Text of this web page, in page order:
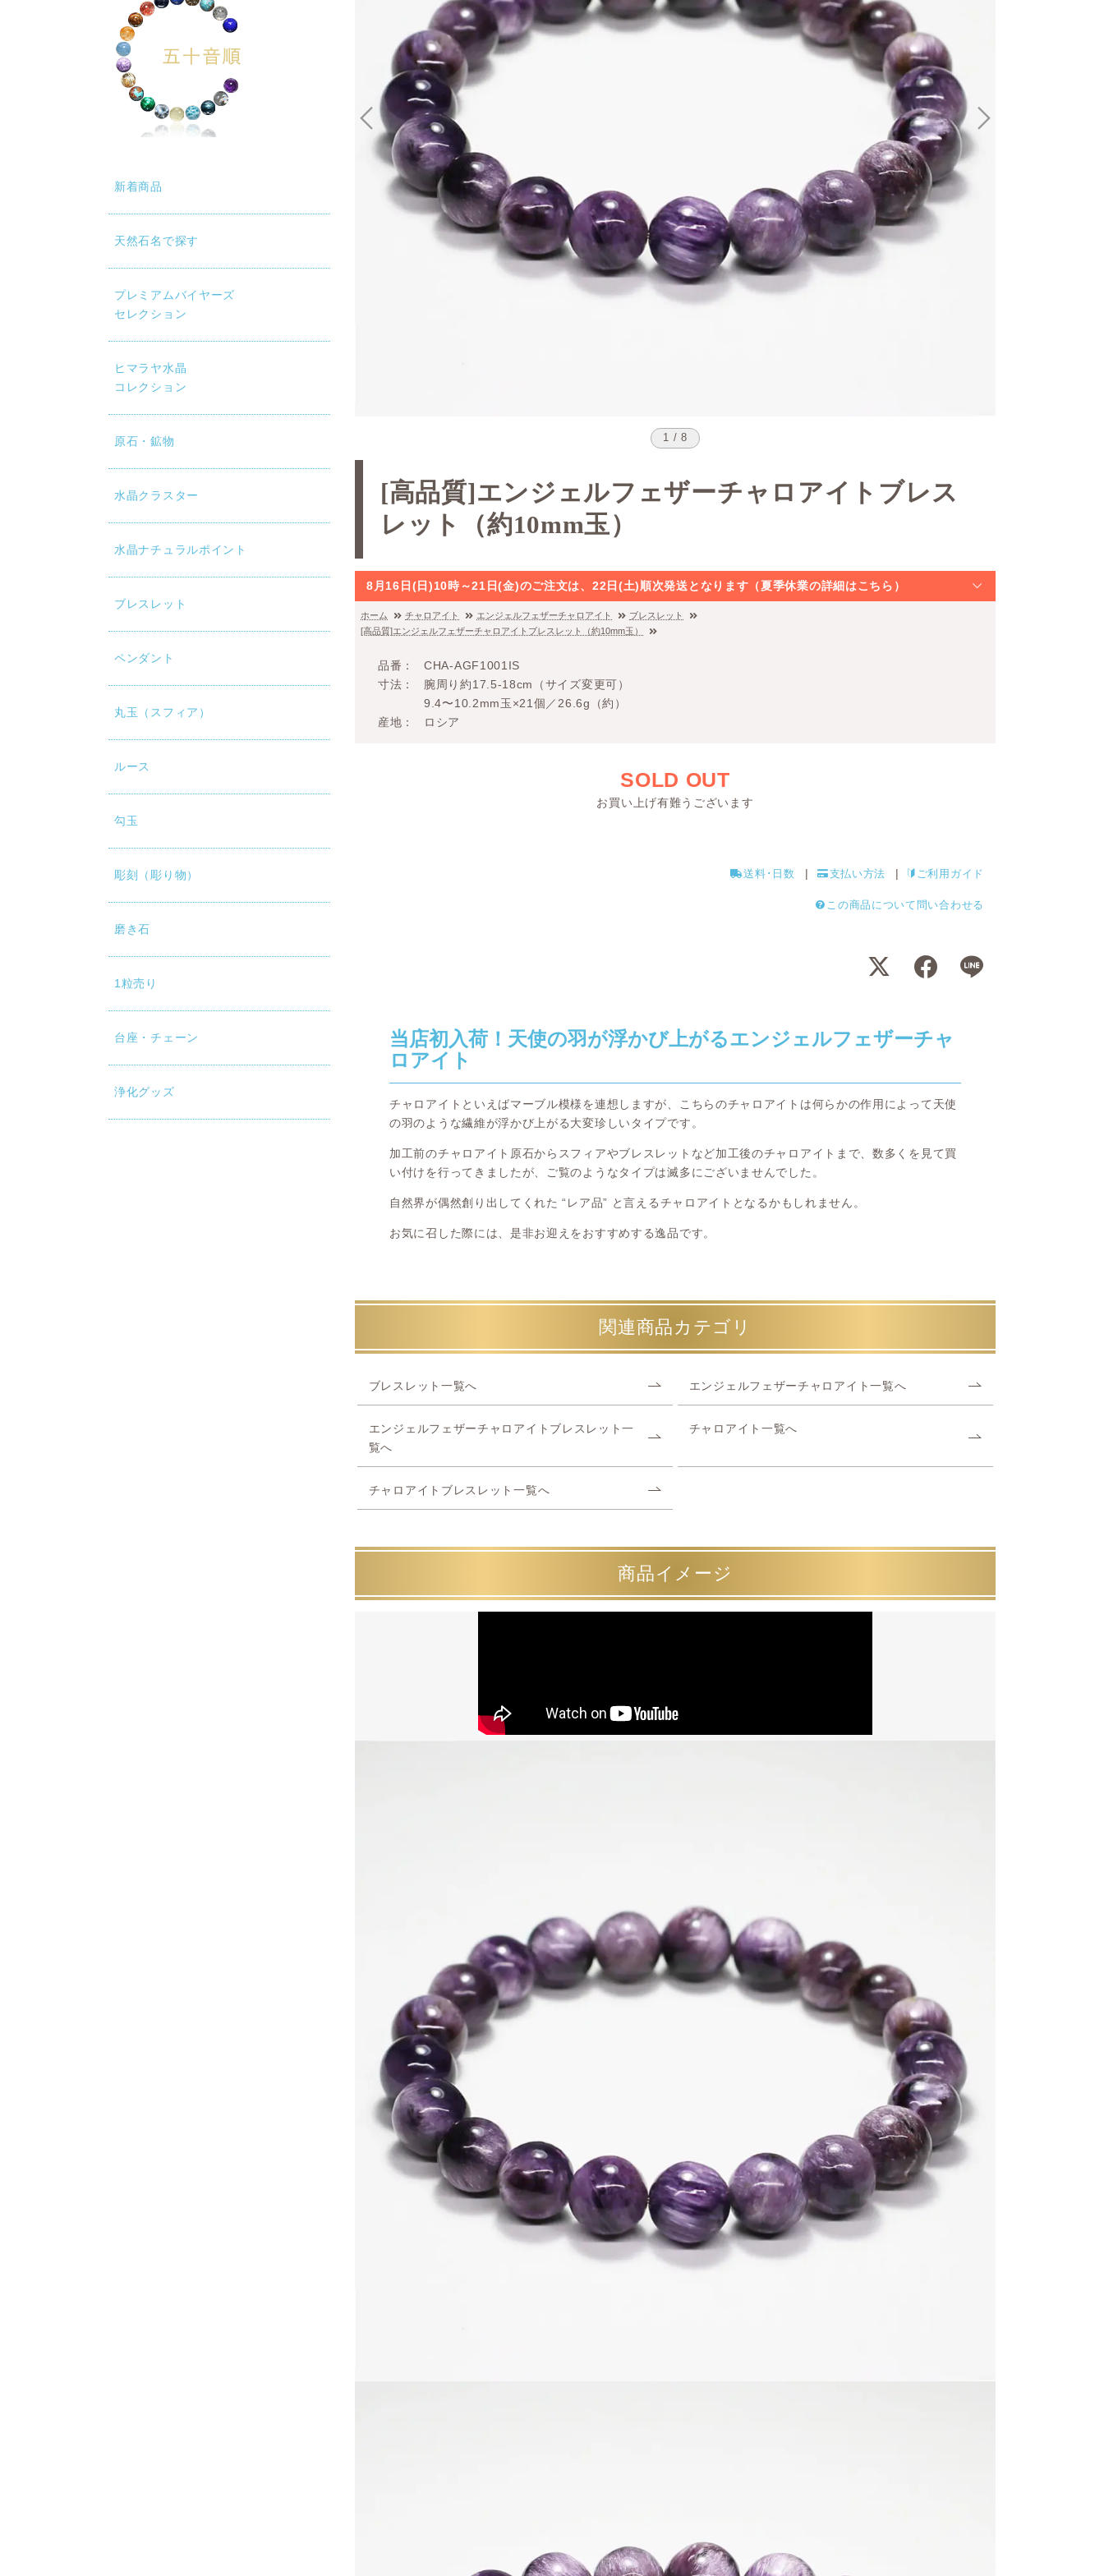
新着商品
天然石名で探す
プレミアムバイヤーズ
セレクション
ヒマラヤ水晶
コレクション
原石・鉱物
水晶クラスター
水晶ナチュラルポイント
ブレスレット
ペンダント
丸玉（スフィア）
ルース
勾玉
彫刻（彫り物）
磨き石
1粒売り
台座・チェーン
浄化グッズ
再生時に画質が低い場合は、設定（⚙）から「1080p HD」
1 / 8
[高品質]エンジェルフェザーチャロアイトブレス
レット（約10mm玉）
8月16日(日)10時～21日(金)のご注文は、22日(土)順次発送となります（夏季休業の詳細はこちら）
ホーム チャロアイト エンジェルフェザーチャロアイト
ブレスレット
[高品質]エンジェルフェザーチャロアイトブレスレット（約10mm玉）
品番
CHA-AGF1001IS
寸法
腕周り約17.5-18cm（サイズ変更可）
9.4〜10.2mm玉×21個／26.6g（約）
産地
ロシア
SOLD OUT
お買い上げ有難うございます
送料･日数 支払い方法 ご利用ガイド
この商品について問い合わせる
当店初入荷！天使の羽が浮かび上がるエンジェルフェザーチャ
ロアイト
チャロアイトといえばマーブル模様を連想しますが、こちらのチャロアイトは何らかの作用によって天使
の羽のような繊維が浮かび上がる大変珍しいタイプです。
加工前のチャロアイト原石からスフィアやブレスレットなど加工後のチャロアイトまで、数多くを見て買
い付けを行ってきましたが、ご覧のようなタイプは滅多にございませんでした。
自然界が偶然創り出してくれた “レア品” と言えるチャロアイトとなるかもしれません。
お気に召した際には、是非お迎えをおすすめする逸品です。
関連商品カテゴリ
ブレスレット一覧へ エンジェルフェザーチャロアイト一覧へ
エンジェルフェザーチャロアイトブレスレット一
覧へ
チャロアイト一覧へ
チャロアイトブレスレット一覧へ
商品イメージ